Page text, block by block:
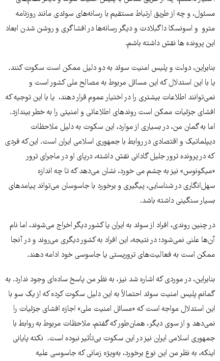
مسئول، و چه از طریق ارتباط مستقیم با رسانه‌های سوئدی مانند روزنامه
مترو و اسونسکا داگبلادت و دیگر رسانه‌ها در افشاگری و روشن شدن ابعاد
این پرونده ها نقش داشته باشم.
بنابراین، دولت و پلیس امنیت سوئد به دو دلیل ممکن است سکوت کنند.
یا با این استدلال که این مسائل مربوط به مصالح ملی کشور است و
نمی‌توانند اطلاعات بیشتری را در اختیار عموم قرار دهند، یا با این توجیه که
افشای جزئیات ممکن است روندهای اطلاعاتی و امنیتی را به خطر بیندازد.
اما به گمان من، در بسیاری از موارد، این سکوت به دلیل ملاحظات
دیپلماتیک و اقتصادی در روابط با جمهوری اسلامی ایران است. این‌که فردی
که در پرونده ترور جلیل گادانی نقش داشته، درپای او در ماجرای ترور
«میکونوس» نیز به چشم می خورد، نشان می‌دهد که تا چه اندازه
سهل‌انگاری در شناسایی، پیگیری و برخورد با جاسوسان می‌تواند پیامدهای
بسیار سنگینی داشته باشد.
در چنین روندی، افراد از سوئد به ایران یا کشور دیگر اخراج می‌شوند، اما نام
آن‌ها علنی نمی‌شود؛ در نتیجه، این افراد به کشور دیگری می‌روند و در آنجا
ممکن است به فعالیت‌های تروریستی یا جاسوسی خود ادامه دهند.
بنابراین، در موردی که اشاره شد نیز، به نظر من پاسخ ساده‌ای وجود ندارد. به
گمانم پلیس امنیت سوئد احتمالاً به این دلیل سکوت کرده که از یک سو با
این استدلال مواجه است که «مسائل امنیت ملی» اجازه افشای جزئیات را
نمی‌دهد و از سوی دیگر، همان‌طور که گفتم، ملاحظات مربوط به روابط با
جمهوری اسلامی ایران نیز در این سکوت بی‌تأثیر نبوده است. نکته پایانی
اینکه، به نظر من این نوع برخورد، به‌ویژه زمانی که جاسوسی علیه